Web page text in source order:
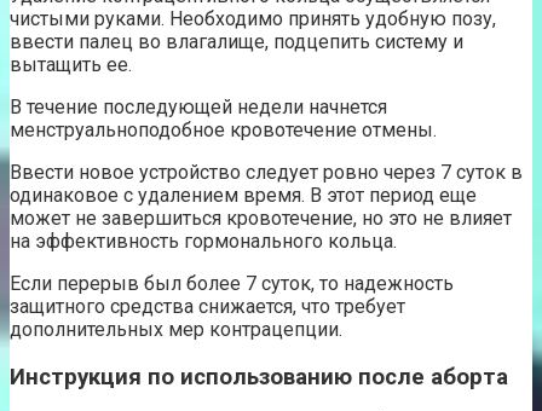
чистыми руками. Необходимо принять удобную позу,
ввести палец во влагалище, подцепить систему и
вытащить ее.
В течение последующей недели начнется
менструальноподобное кровотечение отмены.
Ввести новое устройство следует ровно через 7 суток в
одинаковое с удалением время. В этот период еще
может не завершиться кровотечение, но это не влияет
на эффективность гормонального кольца.
Если перерыв был более 7 суток, то надежность
защитного средства снижается, что требует
дополнительных мер контрацепции.
Инструкция по использованию после аборта